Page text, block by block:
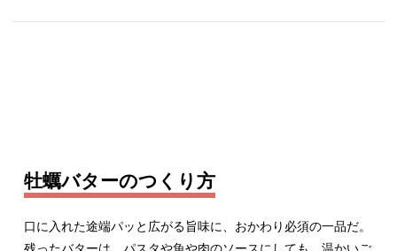
牡蠣バターのつくり方
口に入れた途端パッと広がる旨味に、おかわり必須の一品だ。